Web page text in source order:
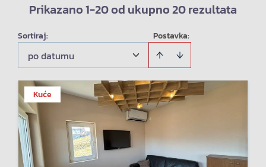
Prikazano 1-20 od ukupno 20 rezultata
Postavka:
Sortiraj:
po datumu
Kuće